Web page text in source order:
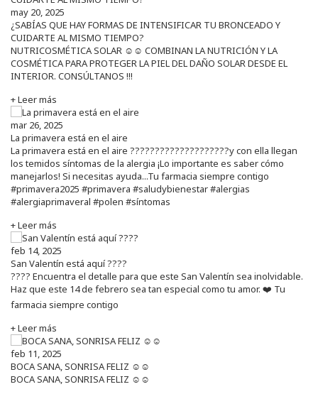
may 20, 2025
¿SABÍAS QUE HAY FORMAS DE INTENSIFICAR TU BRONCEADO Y
CUIDARTE AL MISMO TIEMPO?
NUTRICOSMÉTICA SOLAR ☺️☺️ COMBINAN LA NUTRICIÓN Y LA
COSMÉTICA PARA PROTEGER LA PIEL DEL DAÑO SOLAR DESDE EL
INTERIOR. CONSÚLTANOS !!!
+ Leer más
mar 26, 2025
La primavera está en el aire
La primavera está en el aire ????????????????????y con ella llegan
los temidos síntomas de la alergia ¡Lo importante es saber cómo
manejarlos! Si necesitas ayuda...Tu farmacia siempre contigo
#primavera2025 #primavera #saludybienestar #alergias
#alergiaprimaveral #polen #síntomas
+ Leer más
feb 14, 2025
San Valentín está aquí ????
???? Encuentra el detalle para que este San Valentín sea inolvidable.
Haz que este 14 de febrero sea tan especial como tu amor. ❤️ Tu
farmacia siempre contigo
+ Leer más
feb 11, 2025
BOCA SANA, SONRISA FELIZ ☺️☺️
BOCA SANA, SONRISA FELIZ ☺️☺️